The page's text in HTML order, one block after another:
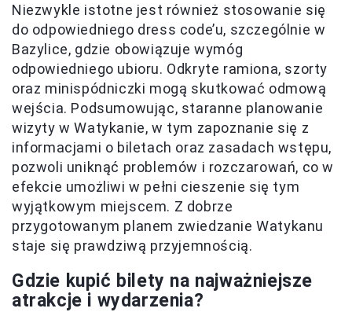
Niezwykle istotne jest również stosowanie się
do odpowiedniego dress code’u, szczególnie w
Bazylice, gdzie obowiązuje wymóg
odpowiedniego ubioru. Odkryte ramiona, szorty
oraz minispódniczki mogą skutkować odmową
wejścia. Podsumowując, staranne planowanie
wizyty w Watykanie, w tym zapoznanie się z
informacjami o biletach oraz zasadach wstępu,
pozwoli uniknąć problemów i rozczarowań, co w
efekcie umożliwi w pełni cieszenie się tym
wyjątkowym miejscem. Z dobrze
przygotowanym planem zwiedzanie Watykanu
staje się prawdziwą przyjemnością.
Gdzie kupić bilety na najważniejsze
atrakcje i wydarzenia?